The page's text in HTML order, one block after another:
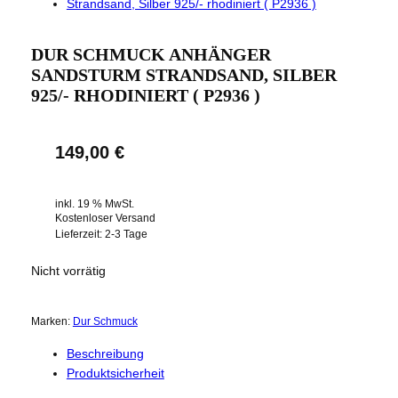
DUR SCHMUCK ANHÄNGER
SANDSTURM STRANDSAND, SILBER
925/- RHODINIERT ( P2936 )
149,00 €
inkl. 19 % MwSt.
Kostenloser Versand
Lieferzeit: 2-3 Tage
Nicht vorrätig
Marken: Dur Schmuck
Beschreibung
Produktsicherheit